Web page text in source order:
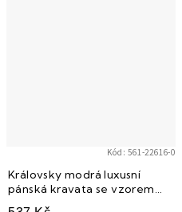
Královsky modrá luxusní
pánská kravata se vzorem
Paisley
Kód:561-22616-0